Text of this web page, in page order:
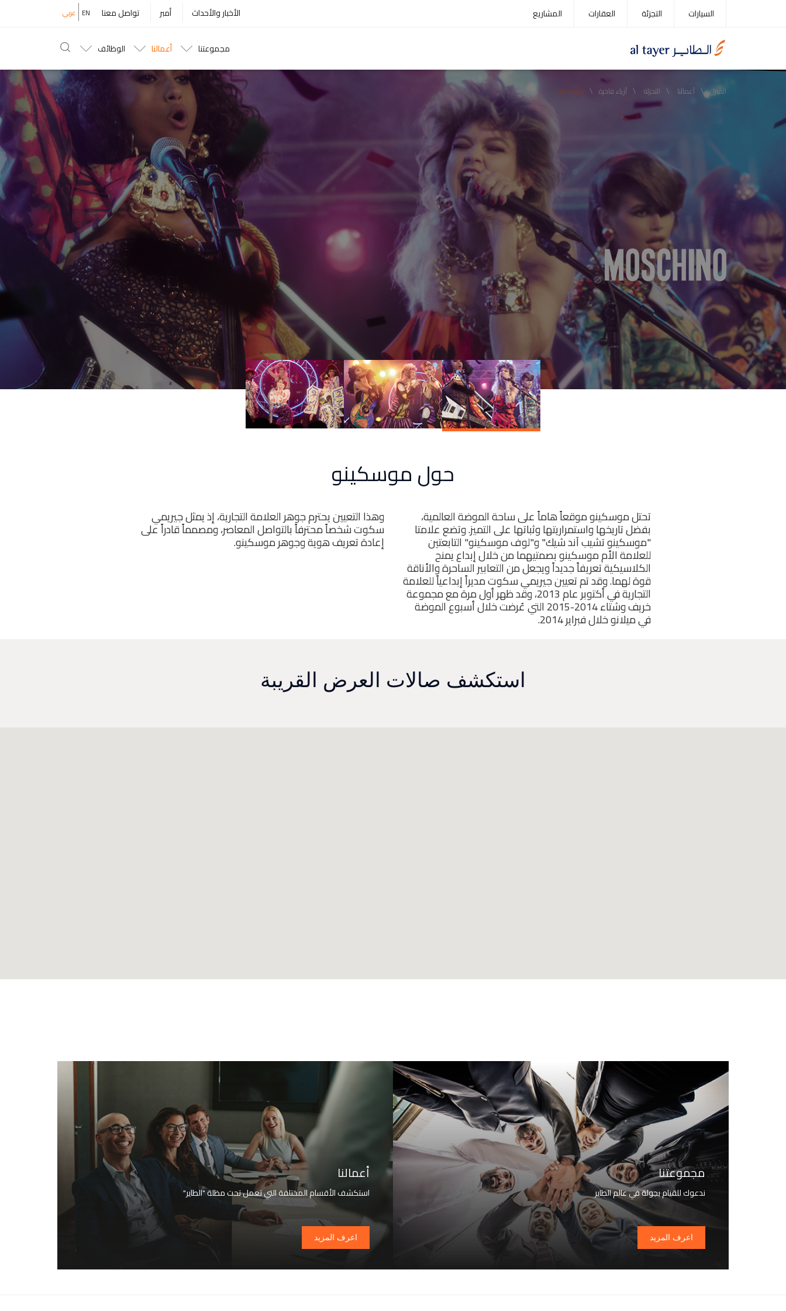
Service
السيارات التجزئة العقارات المشاريع EN عربي
Top
الأخبار والأحداث أمبر تواصل معنا
مجموعتنا أعمالنا الوظائف
المنزل \ أعمالنا \ التجزئة \ أزياء فاخرة \ موسكينو
حول موسكينو
تحتل موسكينو موقعاً هاماً على ساحة الموضة العالمية،
بفضل تاريخها واستمراريتها وثباتها على التميز. وتضع علامتا
"موسكينو تشيب آند شيك" و"لوف موسكينو" التابعتين
للعلامة الأم موسكينو بصمتيهما من خلال إبداع يمنح
الكلاسيكية تعريفاً جديداً ويجعل من التعابير الساحرة والأناقة
قوة لهما. وقد تم تعيين جيريمي سكوت مديراً إبداعياً للعلامة
التجارية في أكتوبر عام 2013، وقد ظهر أول مرة مع مجموعة
خريف وشتاء 2014-2015 التي عُرضت خلال أسبوع الموضة
في ميلانو خلال فبراير 2014.
وهذا التعيين يحترم جوهر العلامة التجارية، إذ يمثل جيريمي
سكوت شخصاً محترفاً بالتواصل المعاصر، ومصمماً قادراً على
إعادة تعريف هوية وجوهر موسكينو.
استكشف صالات العرض القريبة
مجموعتنا
ندعوك للقيام بجولة في عالم الطاير
اعرف المزيد
أعمالنا
استكشف الأقسام المختلفة التي تعمل تحت مظلة "الطاير"
اعرف المزيد